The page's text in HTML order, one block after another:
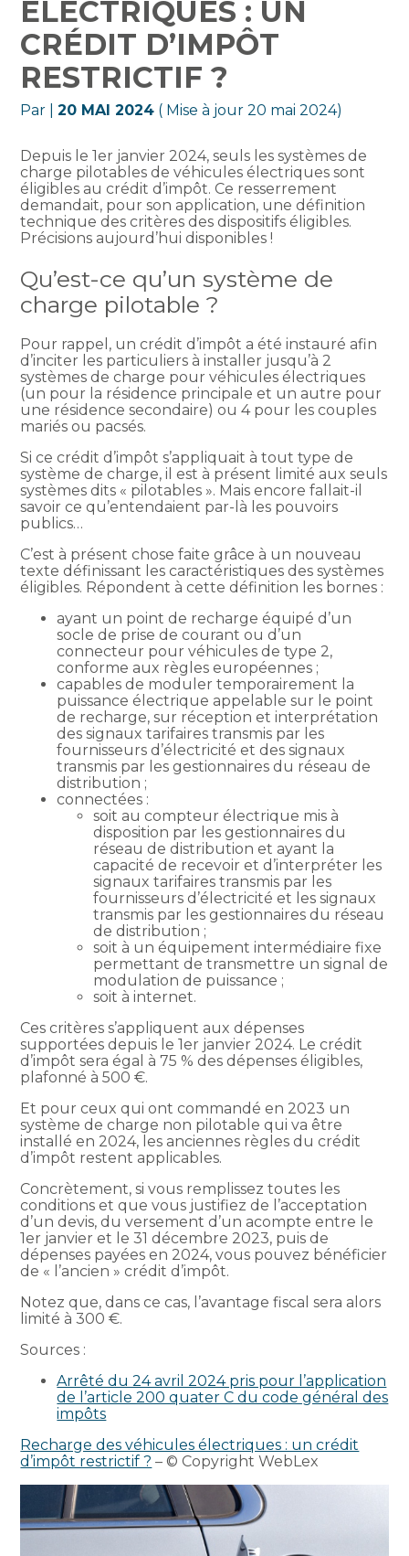
ÉLECTRIQUES : UN
CRÉDIT D’IMPÔT
RESTRICTIF ?
Par |20 MAI 2024 ( Mise à jour 20 mai 2024)
Depuis le 1er janvier 2024, seuls les systèmes de
charge pilotables de véhicules électriques sont
éligibles au crédit d’impôt. Ce resserrement
demandait, pour son application, une définition
technique des critères des dispositifs éligibles.
Précisions aujourd’hui disponibles !
Qu’est-ce qu’un système de
charge pilotable ?
Pour rappel, un crédit d’impôt a été instauré afin
d’inciter les particuliers à installer jusqu’à 2
systèmes de charge pour véhicules électriques
(un pour la résidence principale et un autre pour
une résidence secondaire) ou 4 pour les couples
mariés ou pacsés.
Si ce crédit d’impôt s’appliquait à tout type de
système de charge, il est à présent limité aux seuls
systèmes dits « pilotables ». Mais encore fallait-il
savoir ce qu’entendaient par-là les pouvoirs
publics…
C’est à présent chose faite grâce à un nouveau
texte définissant les caractéristiques des systèmes
éligibles. Répondent à cette définition les bornes :
ayant un point de recharge équipé d’un
socle de prise de courant ou d’un
connecteur pour véhicules de type 2,
conforme aux règles européennes ;
capables de moduler temporairement la
puissance électrique appelable sur le point
de recharge, sur réception et interprétation
des signaux tarifaires transmis par les
fournisseurs d’électricité et des signaux
transmis par les gestionnaires du réseau de
distribution ;
connectées :
soit au compteur électrique mis à
disposition par les gestionnaires du
réseau de distribution et ayant la
capacité de recevoir et d’interpréter les
signaux tarifaires transmis par les
fournisseurs d’électricité et les signaux
transmis par les gestionnaires du réseau
de distribution ;
soit à un équipement intermédiaire fixe
permettant de transmettre un signal de
modulation de puissance ;
soit à internet.
Ces critères s’appliquent aux dépenses
supportées depuis le 1er janvier 2024. Le crédit
d’impôt sera égal à 75 % des dépenses éligibles,
plafonné à 500 €.
Et pour ceux qui ont commandé en 2023 un
système de charge non pilotable qui va être
installé en 2024, les anciennes règles du crédit
d’impôt restent applicables.
Concrètement, si vous remplissez toutes les
conditions et que vous justifiez de l’acceptation
d’un devis, du versement d’un acompte entre le
1er janvier et le 31 décembre 2023, puis de
dépenses payées en 2024, vous pouvez bénéficier
de « l’ancien » crédit d’impôt.
Notez que, dans ce cas, l’avantage fiscal sera alors
limité à 300 €.
Sources :
Arrêté du 24 avril 2024 pris pour l’application
de l’article 200 quater C du code général des
impôts
Recharge des véhicules électriques : un crédit
d’impôt restrictif ? – © Copyright WebLex